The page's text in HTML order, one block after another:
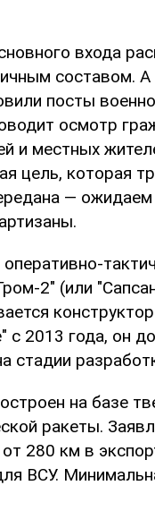
входа
составом.
посты
осмотр
и местных
цель, которая
— ожидаем
2" (или
с 2013 года, он
стадии
на базе
ракеты.
280 км в
ВСУ.